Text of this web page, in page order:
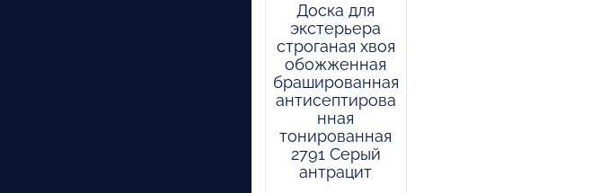
Доска для
экстерьера
строганая хвоя
обожженная
брашированная
антисептирова
нная
тонированная
2791 Серый
антрацит